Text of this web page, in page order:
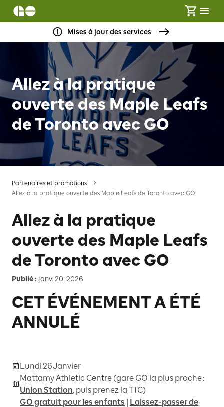
Mises à jour des services
Allez à la pratique
ouverte des Maple Leafs
de Toronto avec GO
Partenaires et promotions
Allez à la pratique ouverte des Maple Leafs de Toronto avec GO
Allez à la pratique
ouverte des Maple Leafs
de Toronto avec GO
Publié : janv. 20, 2026
CET ÉVÉNEMENT A ÉTÉ
ANNULÉ
Lundi 26 Janvier
Mattamy Athletic Centre (gare GO la plus proche :
Union Station, puis prenez la TTC)
GO gratuit pour les enfants | Laissez-passer de